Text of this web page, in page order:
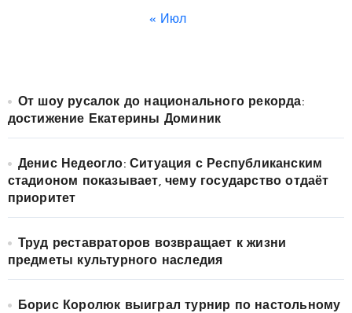
« Июл
От шоу русалок до национального рекорда:
достижение Екатерины Доминик
Денис Недеогло: Ситуация с Республиканским
стадионом показывает, чему государство отдаёт
приоритет
Труд реставраторов возвращает к жизни
предметы культурного наследия
Борис Королюк выиграл турнир по настольному